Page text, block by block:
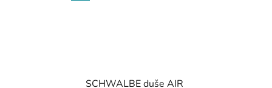
SCHWALBE duše AIR